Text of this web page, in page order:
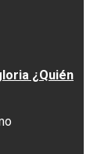
¿Quién